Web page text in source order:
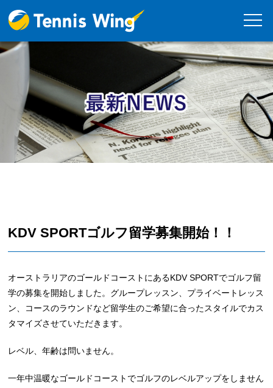
KDV SPORTゴルフ留学募集開始！！
オーストラリアのゴールドコーストにあるKDV SPORTでゴルフ留
学の募集を開始しました。グループレッスン、プライベートレッス
ン、コースのラウンドなど留学生のご希望に合ったスタイルでカス
タマイズさせていただきます。
レベル、年齢は問いません。
一年中温暖なゴールドコーストでゴルフのレベルアップをしません